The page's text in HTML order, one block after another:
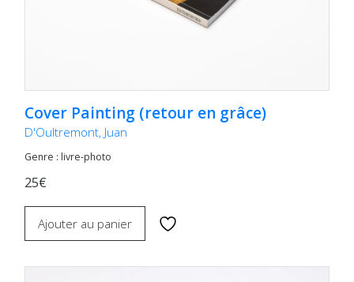
Cover Painting (retour en grâce)
D'Oultremont, Juan
Genre : livre-photo
25€
Ajouter au panier